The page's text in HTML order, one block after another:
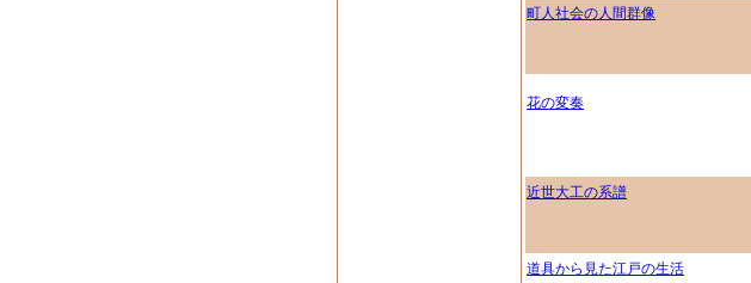
町人社会の人間群像
花の変奏
近世大工の系譜
道具から見た江戸の生活